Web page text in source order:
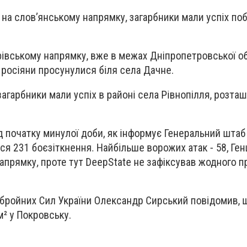
на слов’янському напрямку, загарбники мали успіх
напрямку, вже в межах Дніпропетровської
просунулися біля села Дачне.
мали успіх в районі села Рівнопілля,
початку минулої доби, як інформує Генеральний
231 боєзіткнення. Найбільше ворожих атак - 58,
проте тут DeepState не зафіксував жодного
Сил України Олександр Сирський повідомив,
у Покровську.